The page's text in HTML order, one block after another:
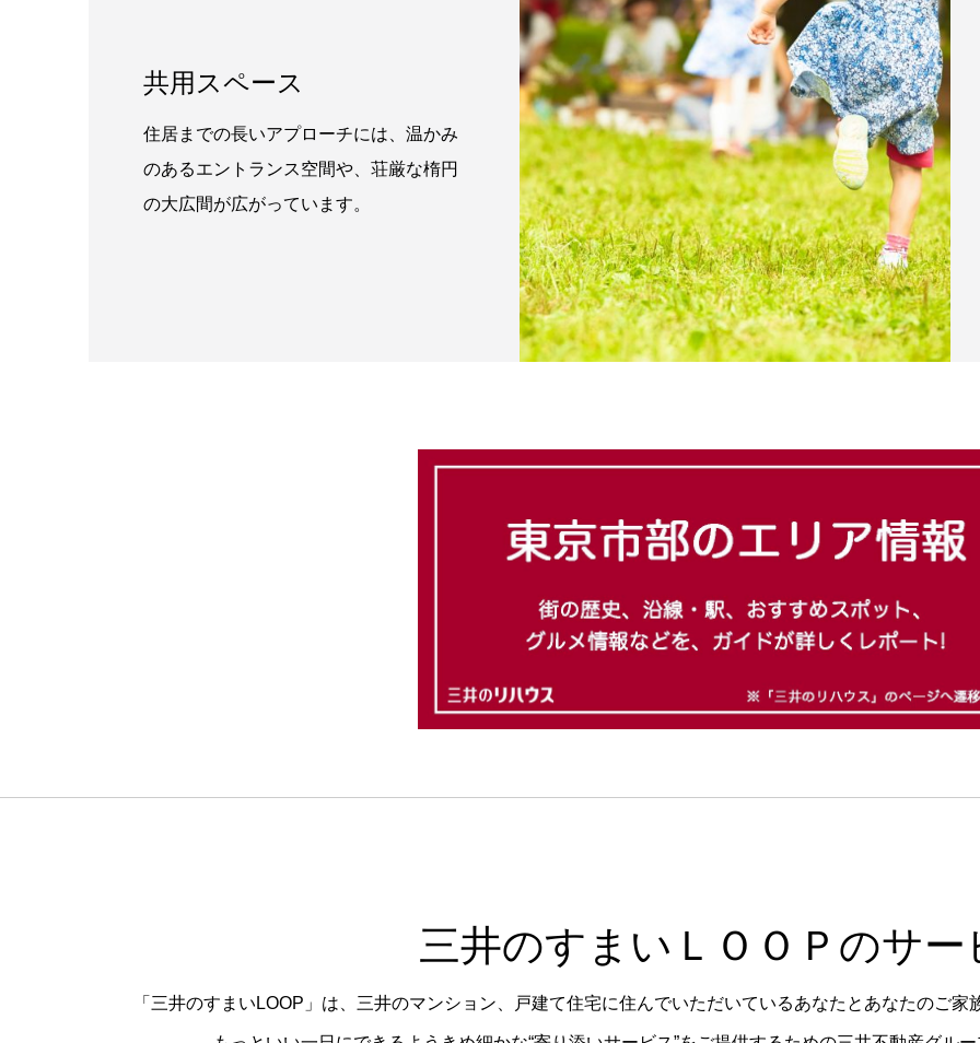
共用スペース
住居までの長いアプローチには、温かみ
のあるエントランス空間や、荘厳な楕円
の大広間が広がっています。
三井のすまいＬＯＯＰのサー
「三井のすまいLOOP」は、三井のマンション、戸建て住宅に住んでいただいているあなたとあなたのご